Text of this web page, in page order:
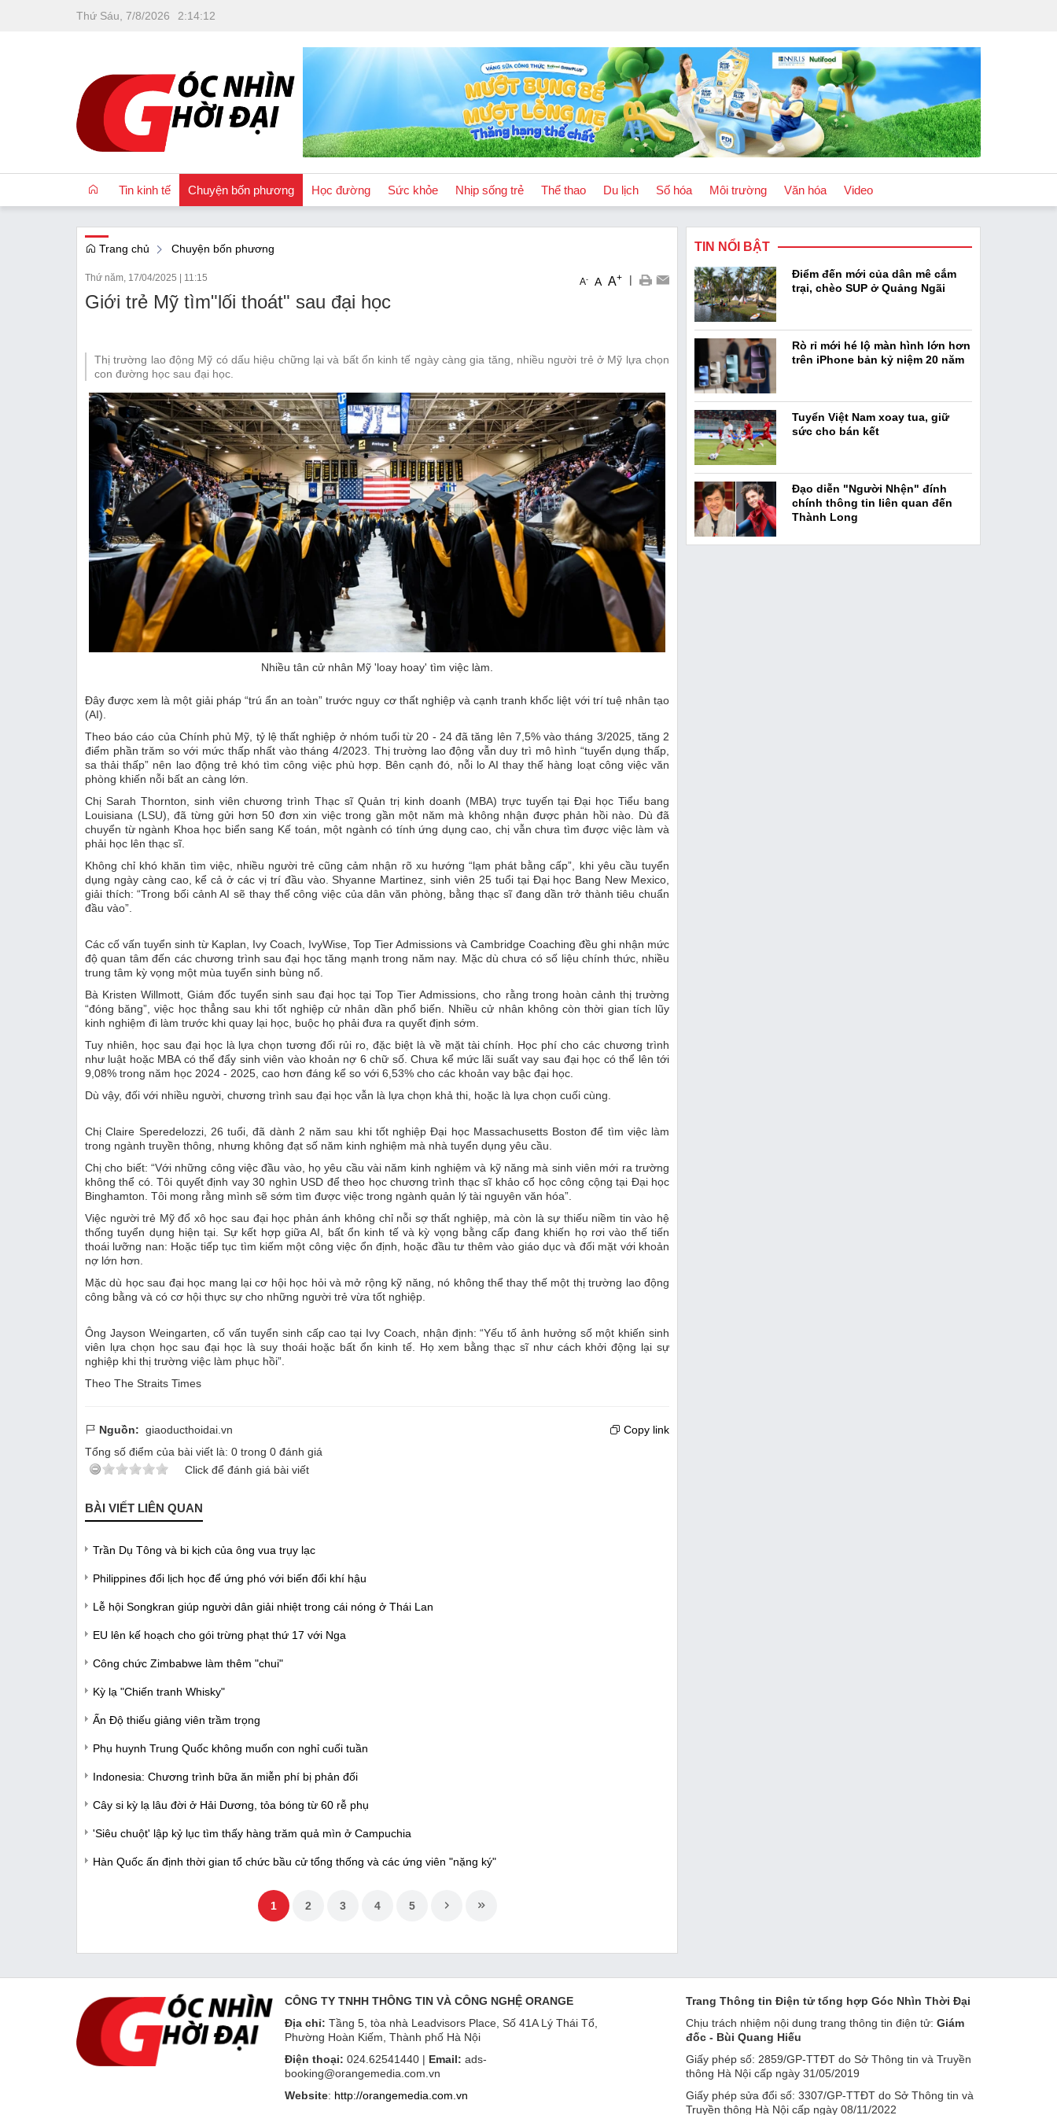
Thứ Sáu, 7/8/2026 2:14:13
Tin kinh tế
Thị trường
Emagazine
Chuyện bốn phương Học đường Sức khỏe Nhịp sống trẻ Thể thao Du lịch Số hóa Môi trường Văn hóa
Podcast
Video
Trang chủ Chuyện bốn phương
Thứ năm, 17/04/2025 11:15 A- A A+ |
Giới trẻ Mỹ tìm"lối thoát" sau đại học
Thị trường lao động Mỹ có dấu hiệu chững lại và bất ổn kinh tế ngày càng gia tăng, nhiều người trẻ ở Mỹ lựa chọn
con đường học sau đại học.
Nhiều tân cử nhân Mỹ 'loay hoay' tìm việc làm.
Đây được xem là một giải pháp “trú ẩn an toàn” trước nguy cơ thất nghiệp và cạnh tranh khốc liệt với trí tuệ nhân tạo
(AI).
Theo báo cáo của Chính phủ Mỹ, tỷ lệ thất nghiệp ở nhóm tuổi từ 20 - 24 đã tăng lên 7,5% vào tháng 3/2025, tăng 2
điểm phần trăm so với mức thấp nhất vào tháng 4/2023. Thị trường lao động vẫn duy trì mô hình “tuyển dụng thấp,
sa thải thấp” nên lao động trẻ khó tìm công việc phù hợp. Bên cạnh đó, nỗi lo AI thay thế hàng loạt công việc văn
phòng khiến nỗi bất an càng lớn.
Chị Sarah Thornton, sinh viên chương trình Thạc sĩ Quản trị kinh doanh (MBA) trực tuyến tại Đại học Tiểu bang
Louisiana (LSU), đã từng gửi hơn 50 đơn xin việc trong gần một năm mà không nhận được phản hồi nào. Dù đã
chuyển từ ngành Khoa học biển sang Kế toán, một ngành có tính ứng dụng cao, chị vẫn chưa tìm được việc làm và
phải học lên thạc sĩ.
Không chỉ khó khăn tìm việc, nhiều người trẻ cũng cảm nhận rõ xu hướng “lạm phát bằng cấp”, khi yêu cầu tuyển
dụng ngày càng cao, kể cả ở các vị trí đầu vào. Shyanne Martinez, sinh viên 25 tuổi tại Đại học Bang New Mexico,
giải thích: “Trong bối cảnh AI sẽ thay thế công việc của dân văn phòng, bằng thạc sĩ đang dần trở thành tiêu chuẩn
đầu vào”.
Các cố vấn tuyển sinh từ Kaplan, Ivy Coach, IvyWise, Top Tier Admissions và Cambridge Coaching đều ghi nhận mức
độ quan tâm đến các chương trình sau đại học tăng mạnh trong năm nay. Mặc dù chưa có số liệu chính thức, nhiều
trung tâm kỳ vọng một mùa tuyển sinh bùng nổ.
Bà Kristen Willmott, Giám đốc tuyển sinh sau đại học tại Top Tier Admissions, cho rằng trong hoàn cảnh thị trường
“đóng băng”, việc học thẳng sau khi tốt nghiệp cử nhân dần phổ biến. Nhiều cử nhân không còn thời gian tích lũy
kinh nghiệm đi làm trước khi quay lại học, buộc họ phải đưa ra quyết định sớm.
Tuy nhiên, học sau đại học là lựa chọn tương đối rủi ro, đặc biệt là về mặt tài chính. Học phí cho các chương trình
như luật hoặc MBA có thể đẩy sinh viên vào khoản nợ 6 chữ số. Chưa kể mức lãi suất vay sau đại học có thể lên tới
9,08% trong năm học 2024 - 2025, cao hơn đáng kể so với 6,53% cho các khoản vay bậc đại học.
Dù vậy, đối với nhiều người, chương trình sau đại học vẫn là lựa chọn khả thi, hoặc là lựa chọn cuối cùng.
Chị Claire Speredelozzi, 26 tuổi, đã dành 2 năm sau khi tốt nghiệp Đại học Massachusetts Boston để tìm việc làm
trong ngành truyền thông, nhưng không đạt số năm kinh nghiệm mà nhà tuyển dụng yêu cầu.
Chị cho biết: “Với những công việc đầu vào, họ yêu cầu vài năm kinh nghiệm và kỹ năng mà sinh viên mới ra trường
không thể có. Tôi quyết định vay 30 nghìn USD để theo học chương trình thạc sĩ khảo cổ học công cộng tại Đại học
Binghamton. Tôi mong rằng mình sẽ sớm tìm được việc trong ngành quản lý tài nguyên văn hóa”.
Việc người trẻ Mỹ đổ xô học sau đại học phản ánh không chỉ nỗi sợ thất nghiệp, mà còn là sự thiếu niềm tin vào hệ
thống tuyển dụng hiện tại. Sự kết hợp giữa AI, bất ổn kinh tế và kỳ vọng bằng cấp đang khiến họ rơi vào thế tiến
thoái lưỡng nan: Hoặc tiếp tục tìm kiếm một công việc ổn định, hoặc đầu tư thêm vào giáo dục và đối mặt với khoản
nợ lớn hơn.
Mặc dù học sau đại học mang lại cơ hội học hỏi và mở rộng kỹ năng, nó không thể thay thế một thị trường lao động
công bằng và có cơ hội thực sự cho những người trẻ vừa tốt nghiệp.
Ông Jayson Weingarten, cố vấn tuyển sinh cấp cao tại Ivy Coach, nhận định: “Yếu tố ảnh hưởng số một khiến sinh
viên lựa chọn học sau đại học là suy thoái hoặc bất ổn kinh tế. Họ xem bằng thạc sĩ như cách khởi động lại sự
nghiệp khi thị trường việc làm phục hồi”.
Theo The Straits Times
Nguồn: giaoducthoidai.vn
Copy link
Tổng số điểm của bài viết là: 0 trong 0 đánh giá
Click để đánh giá bài viết
BÀI VIẾT LIÊN QUAN
Trần Dụ Tông và bi kịch của ông vua trụy lạc
Philippines đổi lịch học để ứng phó với biến đổi khí hậu
Lễ hội Songkran giúp người dân giải nhiệt trong cái nóng ở Thái Lan
EU lên kế hoạch cho gói trừng phạt thứ 17 với Nga
Công chức Zimbabwe làm thêm "chui"
Kỳ lạ "Chiến tranh Whisky"
Ấn Độ thiếu giảng viên trầm trọng
Phụ huynh Trung Quốc không muốn con nghỉ cuối tuần
Indonesia: Chương trình bữa ăn miễn phí bị phản đối
Cây si kỳ lạ lâu đời ở Hải Dương, tỏa bóng từ 60 rễ phụ
'Siêu chuột' lập kỷ lục tìm thấy hàng trăm quả mìn ở Campuchia
Hàn Quốc ấn định thời gian tổ chức bầu cử tổng thống và các ứng viên "nặng ký"
1 2 3 4 5
TIN NỔI BẬT
Điểm đến mới của dân mê cắm
trại, chèo SUP ở Quảng Ngãi
Rò rỉ mới hé lộ màn hình lớn hơn
trên iPhone bản kỷ niệm 20 năm
Tuyển Việt Nam xoay tua, giữ
sức cho bán kết
Đạo diễn "Người Nhện" đính
chính thông tin liên quan đến
Thành Long
CÔNG TY TNHH THÔNG TIN VÀ CÔNG NGHỆ ORANGE
Địa chỉ: Tầng 5, tòa nhà Leadvisors Place, Số 41A Lý Thái Tổ,
Phường Hoàn Kiếm, Thành phố Hà Nội
Điện thoại: 024.62541440 | Email: ads-
booking@orangemedia.com.vn
Website: http://orangemedia.com.vn
Trang Thông tin Điện tử tổng hợp Góc Nhìn Thời Đại
Chịu trách nhiệm nội dung trang thông tin điện tử: Giám
đốc - Bùi Quang Hiếu
Giấy phép số: 2859/GP-TTĐT do Sở Thông tin và Truyền
thông Hà Nội cấp ngày 31/05/2019
Giấy phép sửa đổi số: 3307/GP-TTĐT do Sở Thông tin và
Truyền thông Hà Nội cấp ngày 08/11/2022